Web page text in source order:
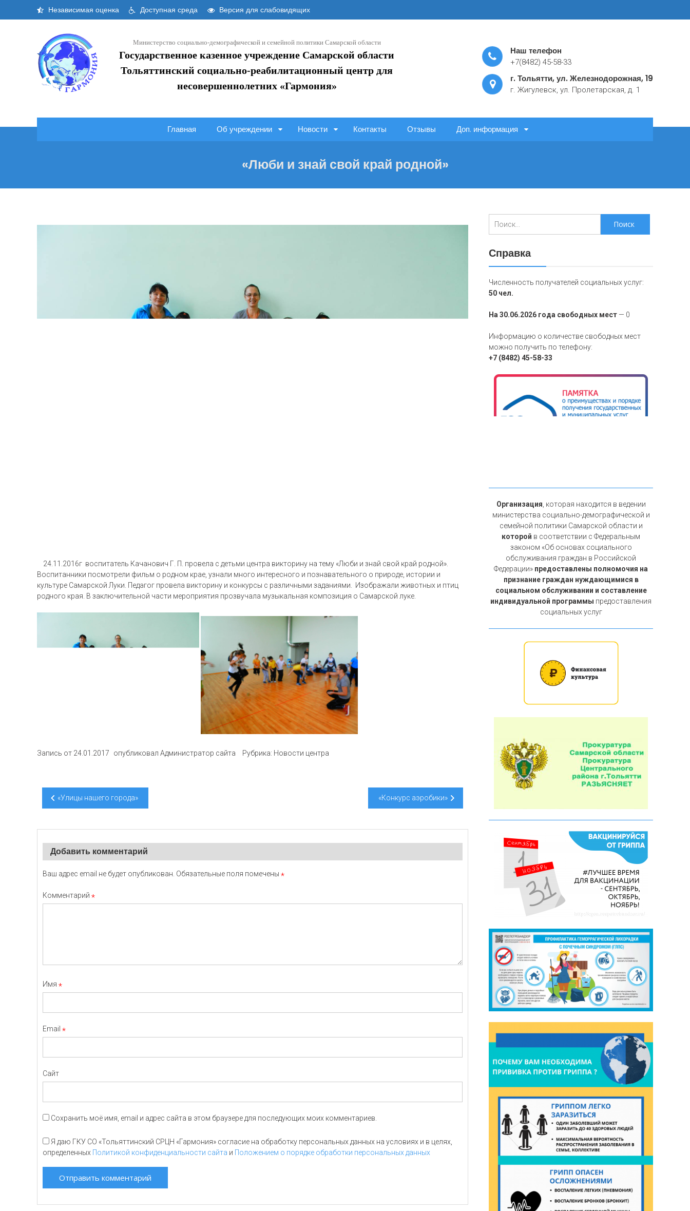
Независимая оценка Доступная среда Версия для слабовидящих
Министерство социально-демографической и семейной политики Самарской области
Государственное казенное учреждение Самарской области
Тольяттинский социально-реабилитационный центр для
несовершеннолетних «Гармония»
Наш телефон
+7(8482) 45-58-33
г. Тольятти, ул. Железнодорожная, 19
г. Жигулевск, ул. Пролетарская, д. 1
Главная Об учреждении Новости Контакты Отзывы Доп. информация
«Люби и знай свой край родной»
24.11.2016г воспитатель Качанович Г. П. провела с детьми центра викторину на тему «Люби и знай свой край родной».
Воспитанники посмотрели фильм о родном крае, узнали много интересного и познавательного о природе, истории и
культуре Самарской Луки. Педагог провела викторину и конкурсы с различными заданиями. Изображали животных и птиц
родного края. В заключительной части мероприятия прозвучала музыкальная композиция о Самарской луке.
Запись от 24.01.2017 опубликовал Администратор сайта Рубрика: Новости центра
Навигация
по
записям
«Улицы нашего города» «Конкурс аэробики»
Добавить комментарий
Ваш адрес email не будет опубликован. Обязательные поля помечены *
Комментарий *
Имя *
Email *
Сайт
Сохранить моё имя, email и адрес сайта в этом браузере для последующих моих комментариев.
Я даю ГКУ СО «Тольяттинский СРЦН «Гармония» согласие на обработку персональных данных на условиях и в целях,
определенных Политикой конфиденциальности сайта и Положением о порядке обработки персональных данных
для:
Справка
Численность получателей социальных услуг:
50 чел.
На 30.06.2026 года свободных мест — 0
Информацию о количестве свободных мест
можно получить по телефону:
+7 (8482) 45-58-33
Организация , которая находится в ведении
министерства социально-демографической и
семейной политики Самарской области и
которой в соответствии с Федеральным
законом «Об основах социального
обслуживания граждан в Российской
Федерации» предоставлены полномочия на
признание граждан нуждающимися в
социальном обслуживании и составление
индивидуальной программы предоставления
социальных услуг